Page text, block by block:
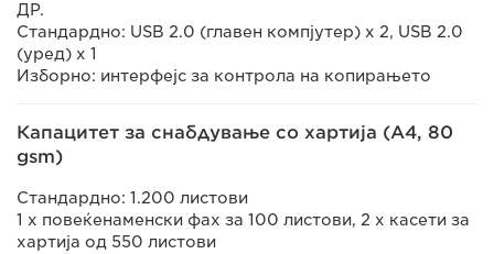
ДР.
Стандардно: USB 2.0 (главен компјутер) x 2, USB 2.0
(уред) x 1
Изборно: интерфејс за контрола на копирањето
Капацитет за снабдување со хартија (A4, 80
gsm)
Стандардно: 1.200 листови
1 x повеќенаменски фах за 100 листови, 2 x касети за
хартија од 550 листови